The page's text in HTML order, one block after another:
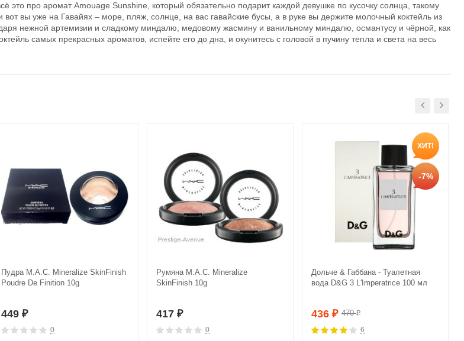
это про аромат Amouage Sunshine, который обязательно подарит каждой девушке по кусочку солнца, такому
вы уже на Гавайях – море, пляж, солнце, на вас гавайские бусы, а в руке вы держите молочный коктейль из
нежной артемизии и сладкому миндалю, медовому жасмину и ванильному миндалю, османтусу и чёрной, как
самых прекрасных ароматов, испейте его до дна, и окунитесь с головой в пучину тепла и света на весь
Пудра M.А.C. Mineralize SkinFinish
Poudre De Finition 10g
449 ₽
0
Румяна M.А.C. Mineralize
SkinFinish 10g
417 ₽
0
ХИТ!
-7%
Дольче & Габбана - Туалетная
вода D&G 3 L'Imperatrice 100 мл
436 ₽ 470₽
6